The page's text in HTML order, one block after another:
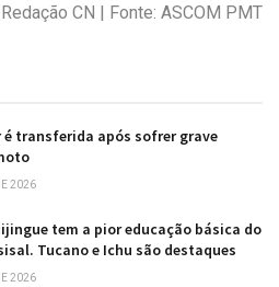
Redação CN | Fonte: ASCOM PMT
é transferida após sofrer grave
2026
tem a pior educação básica do
Tucano e Ichu são destaques
2026